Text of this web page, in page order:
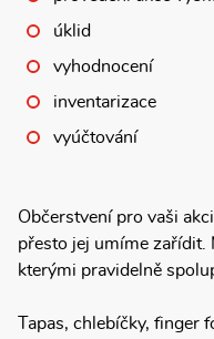
úklid
vyhodnocení
inventarizace
vyúčtování
Občerstvení pro vaši
přesto jej umíme zařídit.
kterými pravidelně
Tapas, chlebíčky, finger